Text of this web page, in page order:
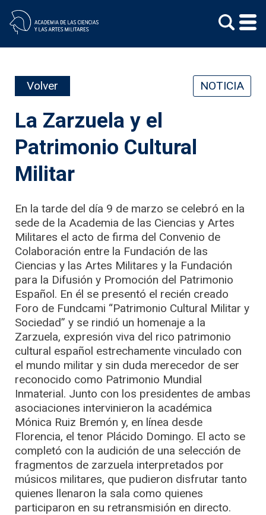
content
Volver NOTICIA
La Zarzuela y el
Patrimonio Cultural
Militar
En la tarde del día 9 de marzo se celebró en la
sede de la Academia de las Ciencias y Artes
Militares el acto de firma del Convenio de
Colaboración entre la Fundación de las
Ciencias y las Artes Militares y la Fundación
para la Difusión y Promoción del Patrimonio
Español. En él se presentó el recién creado
Foro de Fundcami “Patrimonio Cultural Militar y
Sociedad” y se rindió un homenaje a la
Zarzuela, expresión viva del rico patrimonio
cultural español estrechamente vinculado con
el mundo militar y sin duda merecedor de ser
reconocido como Patrimonio Mundial
Inmaterial. Junto con los presidentes de ambas
asociaciones intervinieron la académica
Mónica Ruiz Bremón y, en línea desde
Florencia, el tenor Plácido Domingo. El acto se
completó con la audición de una selección de
fragmentos de zarzuela interpretados por
músicos militares, que pudieron disfrutar tanto
quienes llenaron la sala como quienes
participaron en su retransmisión en directo.